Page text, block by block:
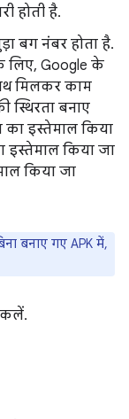
होती है.
बग नंबर होता है.
Google के
मिलकर काम
स्थिरता बनाए
इस्तेमाल किया
इस्तेमाल किया जा
किया जा
बनाए गए APK में,